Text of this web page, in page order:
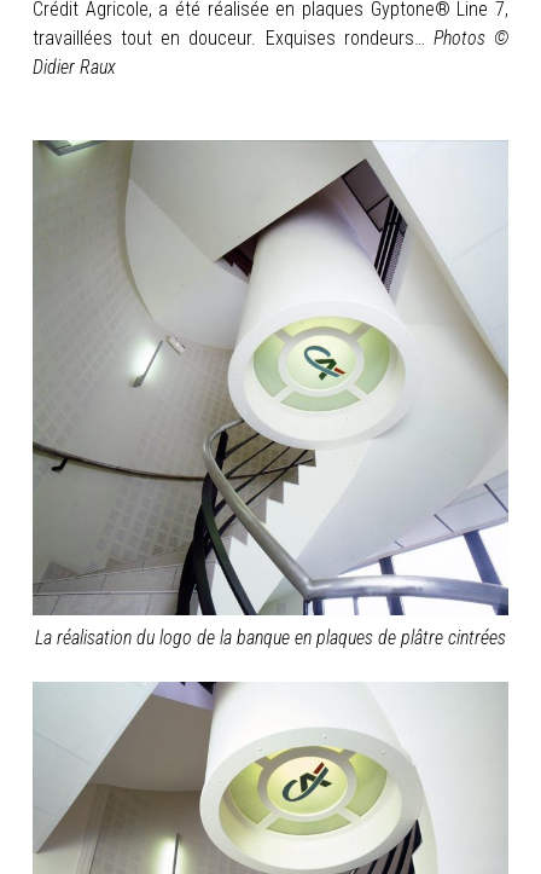
Crédit Agricole, a été réalisée en plaques Gyptone® Line 7,
travaillées tout en douceur. Exquises rondeurs… Photos ©
Didier Raux
La réalisation du logo de la banque en plaques de plâtre cintrées